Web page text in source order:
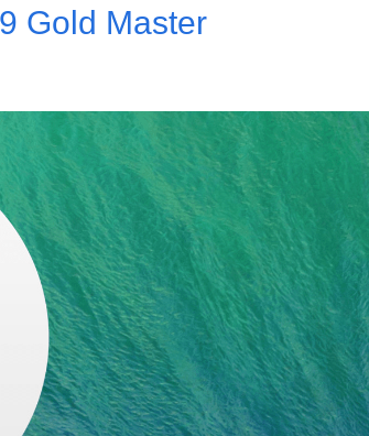
Gold Master